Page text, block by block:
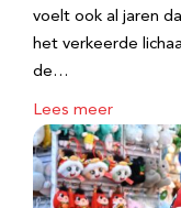
voelt ook al jaren
het verkeerde
de…
Lees meer